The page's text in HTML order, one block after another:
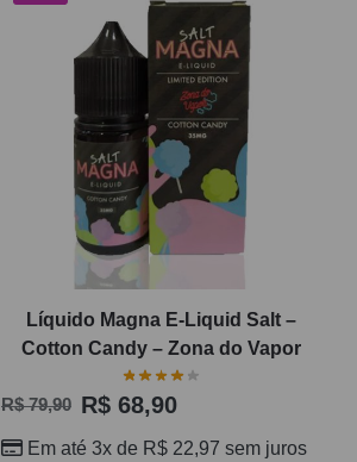
Líquido Magna E-Liquid Salt –
Cotton Candy – Zona do Vapor
R$79,90 R$ 68,90
Em até 3x de R$ 22,97 sem juros